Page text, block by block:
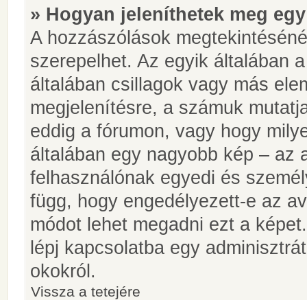
» Hogyan jeleníthetek meg
A hozzászólások
szerepelhet. Az egyik általában
általában csillagok vagy más
megjelenítésre, a számuk
eddig a fórumon, vagy hogy
általában egy nagyobb kép – az
felhasználónak egyedi és
függ, hogy engedélyezett-e az
módot lehet megadni ezt a
lépj kapcsolatba egy
okokról.
Vissza a tetejére